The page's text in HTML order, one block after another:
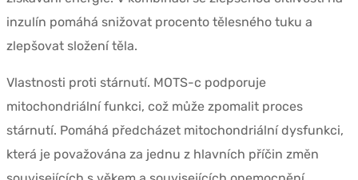
inzulín pomáhá snižovat procento tělesného tuku a
zlepšovat složení těla.
Vlastnosti proti stárnutí. MOTS-c podporuje
mitochondriální funkci, což může zpomalit proces
stárnutí. Pomáhá předcházet mitochondriální dysfunkci,
která je považována za jednu z hlavních příčin změn